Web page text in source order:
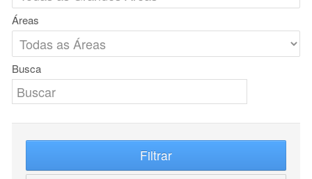
Áreas
Busca
Filtrar